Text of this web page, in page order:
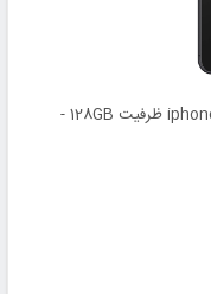
گوشی موبایل Apple مدل (iphone 11 CH (New Box ظرفیت 128GB -